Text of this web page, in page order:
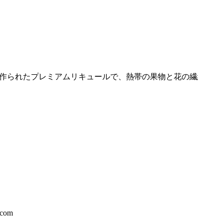
れたプレミアムリキュールで、熱帯の果物と花の